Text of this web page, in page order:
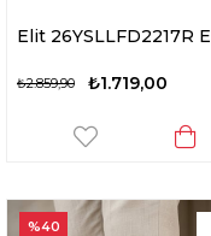
₺1.719,00
₺2.859,90
%40